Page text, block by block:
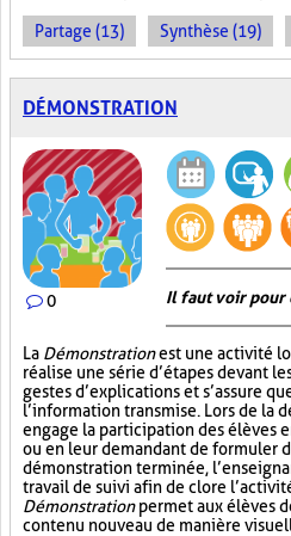
Partage (13) Synthèse (19)
DÉMONSTRATION
0 Il faut voir pour
La Démonstrationest une activité
réalise une série d’étapes devant
gestes d’explications et s’assure
l’information transmise. Lors de la
engage la participation des élèves
ou en leur demandant de formuler
démonstration terminée,
travail de suivi afin de clore
Démonstrationpermet aux élèves
contenu nouveau de manière